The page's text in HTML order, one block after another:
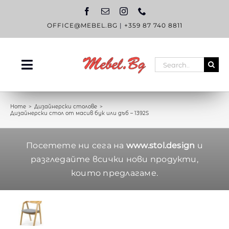
OFFICE@MEBEL.BG | +359 87 740 8811
Toggle
НАЧАЛО
OUTLET
ЗА НАС
КОНТАКТИ
Search
for:
Home
Дизайнерски столове
Дизайнерски стол от масив бук или дъб – 1392S
Посетете ни сега на www.stol.design и
разгледайте всички нови продукти,
които предлагаме.